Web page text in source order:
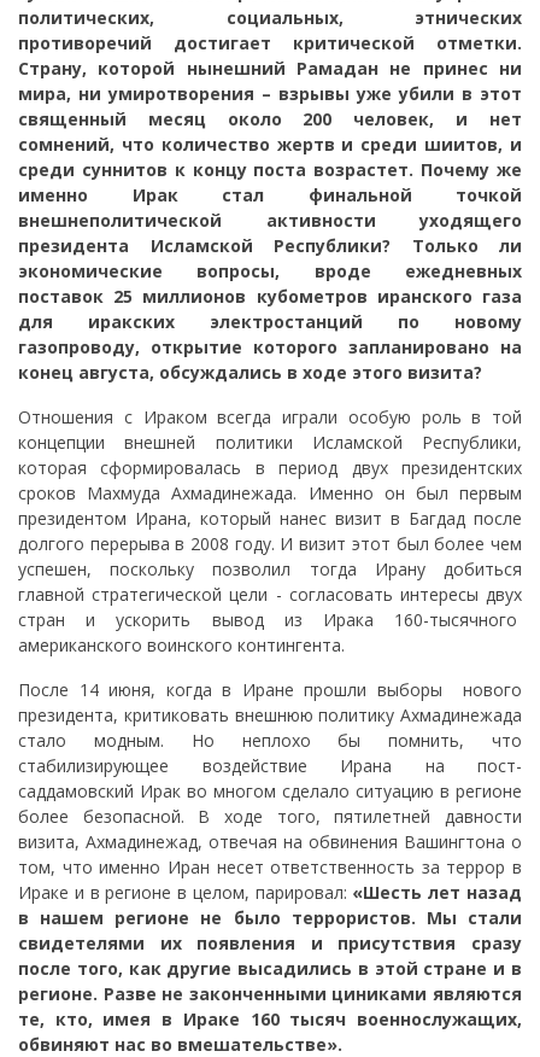
политических, социальных, этнических
противоречий достигает критической отметки.
Страну, которой нынешний Рамадан не принес ни
мира, ни умиротворения – взрывы уже убили в этот
священный месяц около 200 человек, и нет
сомнений, что количество жертв и среди шиитов, и
среди суннитов к концу поста возрастет. Почему же
именно Ирак стал финальной точкой
внешнеполитической активности уходящего
президента Исламской Республики? Только ли
экономические вопросы, вроде ежедневных
поставок 25 миллионов кубометров иранского газа
для иракских электростанций по новому
газопроводу, открытие которого запланировано на
конец августа, обсуждались в ходе этого визита?
Отношения с Ираком всегда играли особую роль в той
концепции внешней политики Исламской Республики,
которая сформировалась в период двух президентских
сроков Махмуда Ахмадинежада. Именно он был первым
президентом Ирана, который нанес визит в Багдад после
долгого перерыва в 2008 году. И визит этот был более чем
успешен, поскольку позволил тогда Ирану добиться
главной стратегической цели - согласовать интересы двух
стран и ускорить вывод из Ирака 160-тысячного
американского воинского контингента.
После 14 июня, когда в Иране прошли выборы нового
президента, критиковать внешнюю политику Ахмадинежада
стало модным. Но неплохо бы помнить, что
стабилизирующее воздействие Ирана на пост-
саддамовский Ирак во многом сделало ситуацию в регионе
более безопасной. В ходе того, пятилетней давности
визита, Ахмадинежад, отвечая на обвинения Вашингтона о
том, что именно Иран несет ответственность за террор в
Ираке и в регионе в целом, парировал: «Шесть лет назад
в нашем регионе не было террористов. Мы стали
свидетелями их появления и присутствия сразу
после того, как другие высадились в этой стране и в
регионе. Разве не законченными циниками являются
те, кто, имея в Ираке 160 тысяч военнослужащих,
обвиняют нас во вмешательстве».